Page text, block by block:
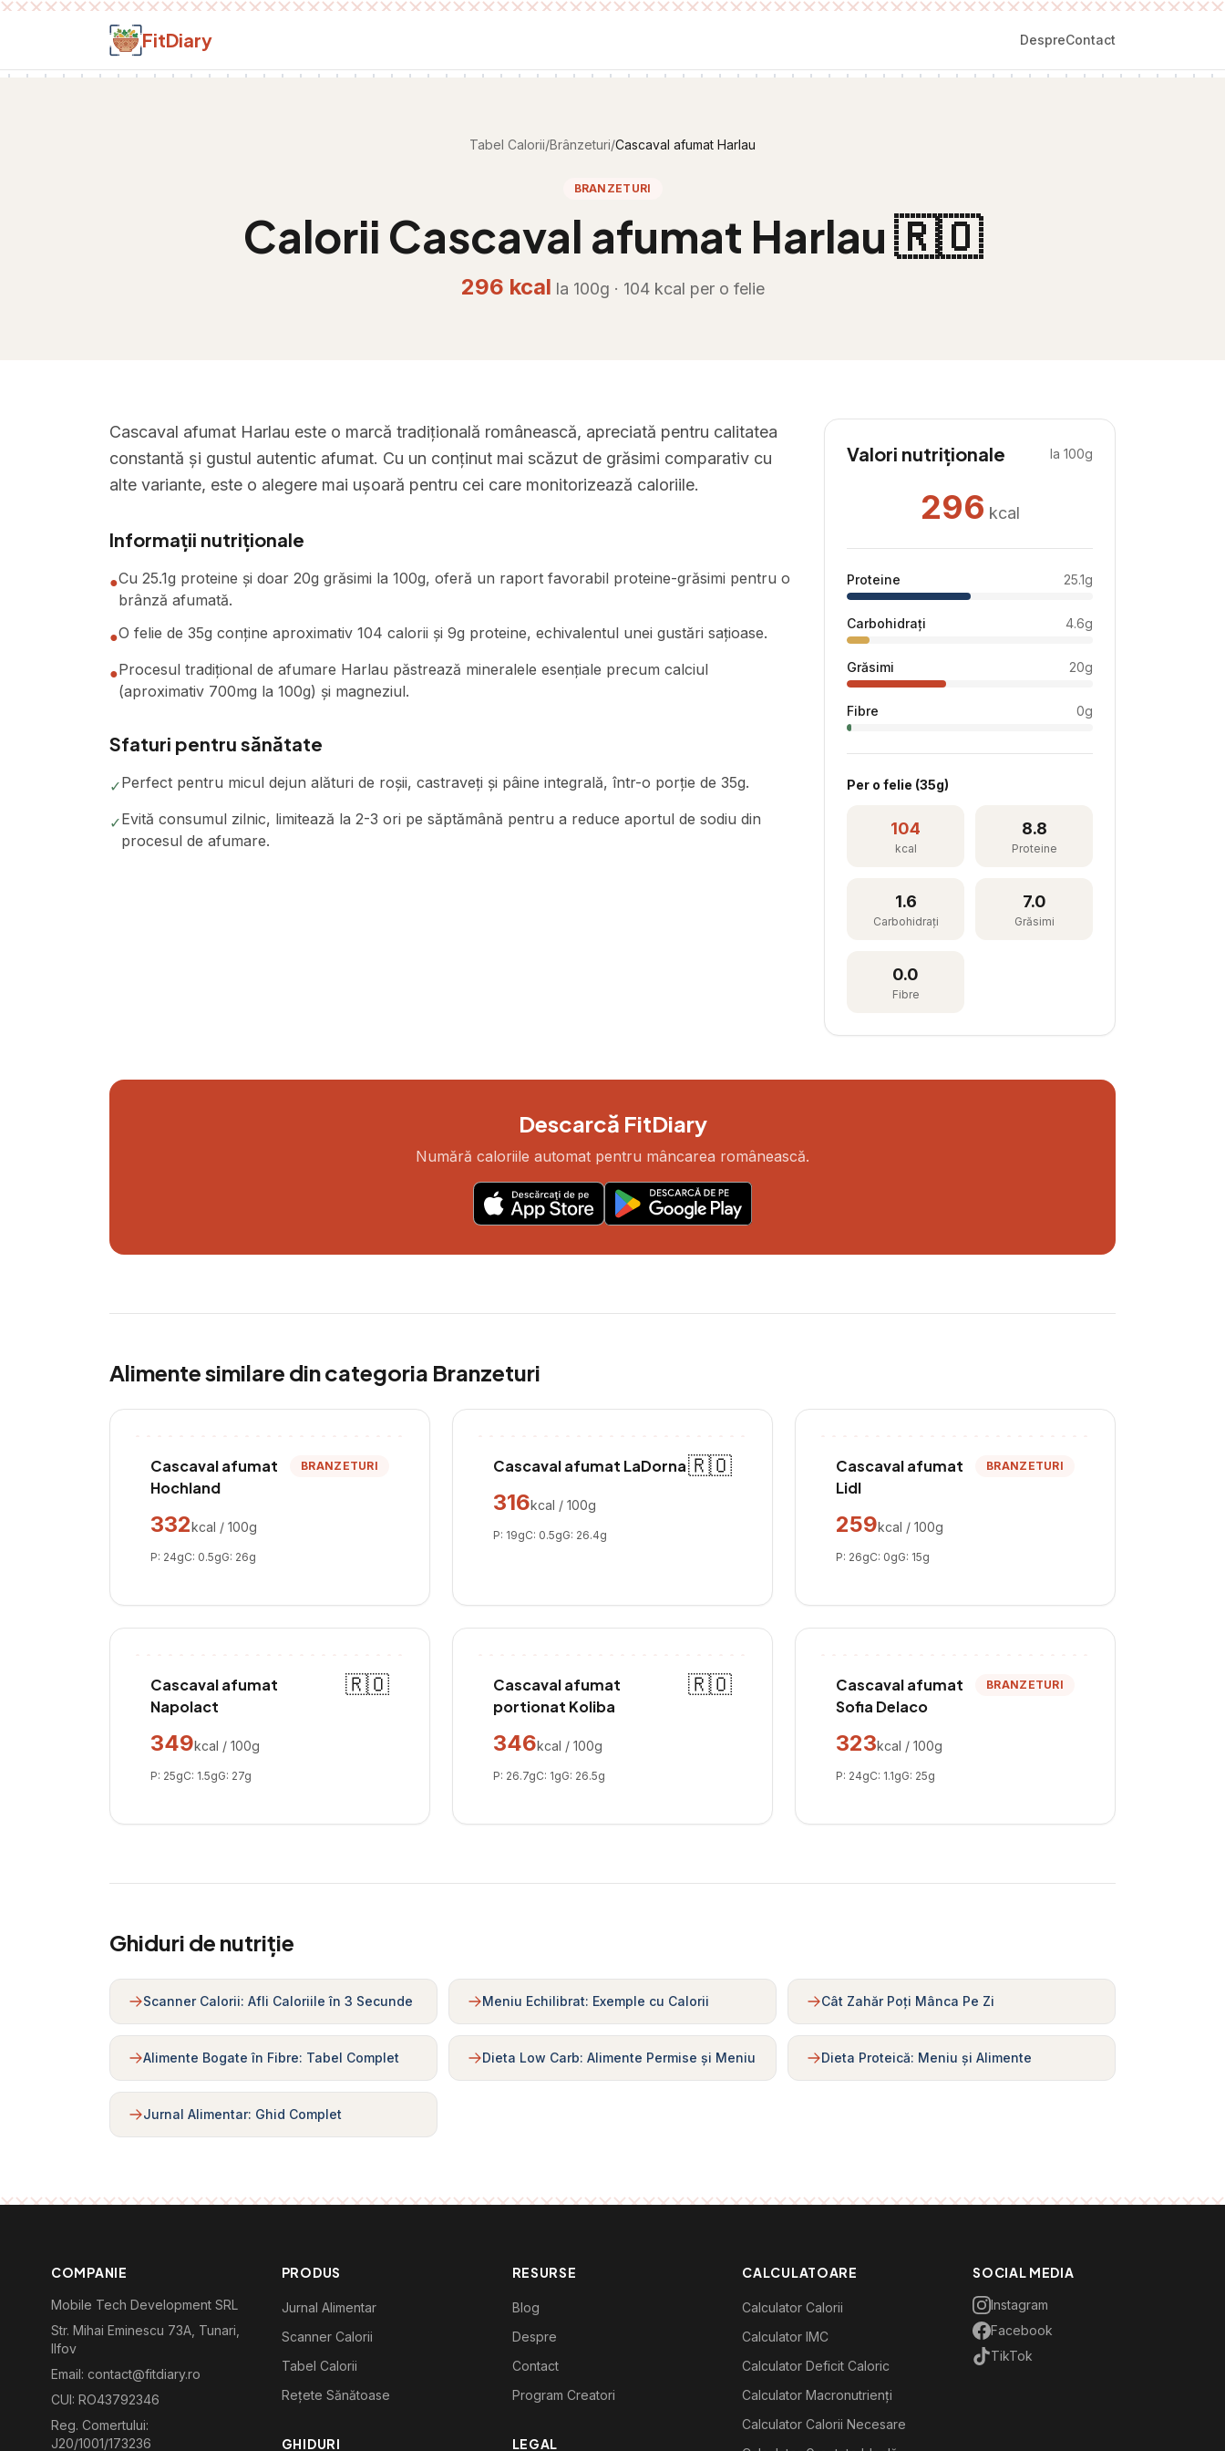
Salt la conținut
FitDiary DespreContact
Tabel Calorii/Brânzeturi/Cascaval afumat Harlau
BRANZETURI
Calorii Cascaval afumat Harlau🇷🇴
296 kcal la 100g · 104kcal per o felie
Cascaval afumat Harlau este o marcă tradițională românească, apreciată pentru calitatea
constantă și gustul autentic afumat. Cu un conținut mai scăzut de grăsimi comparativ cu
alte variante, este o alegere mai ușoară pentru cei care monitorizează caloriile.
Informații nutriționale
●Cu 25.1g proteine și doar 20g grăsimi la 100g, oferă un raport favorabil proteine-grăsimi pentru o
brânză afumată.
●O felie de 35g conține aproximativ 104 calorii și 9g proteine, echivalentul unei gustări sațioase.
●Procesul tradițional de afumare Harlau păstrează mineralele esențiale precum calciul
(aproximativ 700mg la 100g) și magneziul.
Sfaturi pentru sănătate
✓Perfect pentru micul dejun alături de roșii, castraveți și pâine integrală, într-o porție de 35g.
✓Evită consumul zilnic, limitează la 2-3 ori pe săptămână pentru a reduce aportul de sodiu din
procesul de afumare.
Valori nutriționale la 100g
296 kcal
Proteine 25.1g
Carbohidrați 4.6g
Grăsimi 20g
Fibre 0g
Per o felie (35g)
104
kcal
8.8
Proteine
1.6
Carbohidrați
7.0
Grăsimi
0.0
Fibre
Descarcă FitDiary
Numără caloriile automat pentru mâncarea românească.
Alimente similare din categoria Branzeturi
Cascaval afumat
Hochland
BRANZETURI
332kcal / 100g
P: 24gC: 0.5gG: 26g
Cascaval afumat LaDorna🇷🇴
316kcal / 100g
P: 19gC: 0.5gG: 26.4g
Cascaval afumat
Lidl
BRANZETURI
259kcal / 100g
P: 26gC: 0gG: 15g
Cascaval afumat
Napolact
🇷🇴
349kcal / 100g
P: 25gC: 1.5gG: 27g
Cascaval afumat
portionat Koliba
🇷🇴
346kcal / 100g
P: 26.7gC: 1gG: 26.5g
Cascaval afumat
Sofia Delaco
BRANZETURI
323kcal / 100g
P: 24gC: 1.1gG: 25g
Ghiduri de nutriție
Scanner Calorii: Afli Caloriile în 3 Secunde Meniu Echilibrat: Exemple cu Calorii Cât Zahăr Poți Mânca Pe Zi
Alimente Bogate în Fibre: Tabel Complet Dieta Low Carb: Alimente Permise și Meniu Dieta Proteică: Meniu și Alimente
Jurnal Alimentar: Ghid Complet
COMPANIE
Mobile Tech Development SRL
Str. Mihai Eminescu 73A, Tunari,
Ilfov
Email: contact@fitdiary.ro
CUI: RO43792346
Reg. Comertului:
J20/1001/173236
PRODUS
Jurnal Alimentar
Scanner Calorii
Tabel Calorii
Rețete Sănătoase
GHIDURI
RESURSE
Blog
Despre
Contact
Program Creatori
LEGAL
CALCULATOARE
Calculator Calorii
Calculator IMC
Calculator Deficit Caloric
Calculator Macronutrienți
Calculator Calorii Necesare
SOCIAL MEDIA
Instagram
Facebook
TikTok